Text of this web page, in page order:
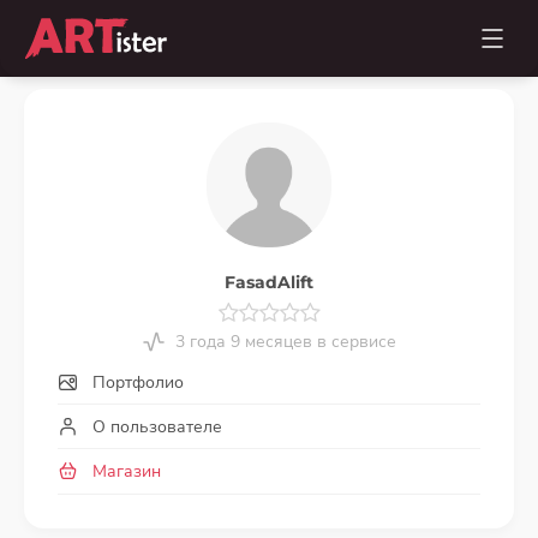
FasadAlift
3 года 9 месяцев в сервисе
Портфолио
О пользователе
Магазин